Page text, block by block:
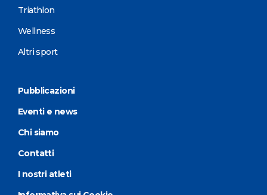
Triathlon
Wellness
Altri sport
Pubblicazioni
Eventi e news
Chi siamo
Contatti
I nostri atleti